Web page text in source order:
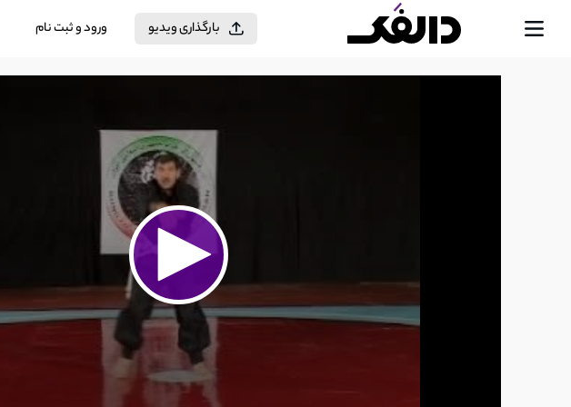
بارگذاری ویدیو ورود و ثبت نام